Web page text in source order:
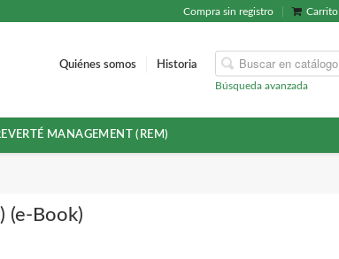
Compra sin registro Carrito
Búsqueda avanzada
Quiénes somos Historia
MANAGEMENT (REM)
(e-Book)